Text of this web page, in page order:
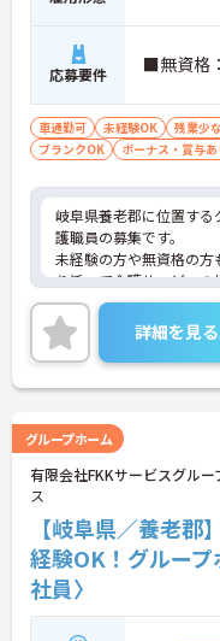
応募要件 ■無資格
車通勤可 未経験OK 残業少
ブランクOK
ボーナス・賞与あ
岐阜県養老郡に位置す
護職員の募集です。
未経験の方や無資格の方
り添って介護サービス
を募集しています。年
ベートを大切にしながら
ご興味のある方には、
に詳細をお話しいたし
さい！
詳細を見る
グループホーム
有限会社FKKサービスグル
ス
【岐阜県／養老
経験OK！グルー
社員〉